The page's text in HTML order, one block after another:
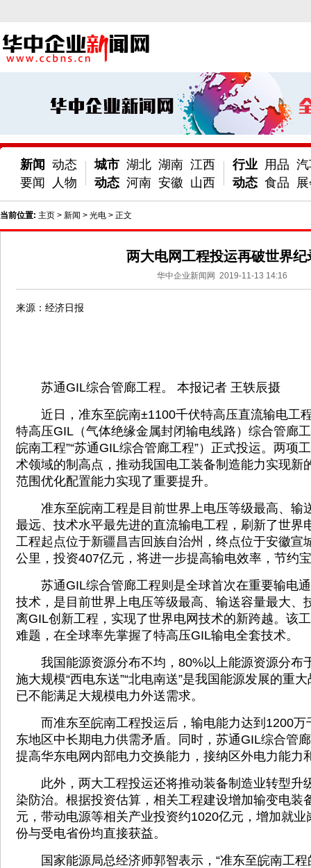
新闻
要闻
动态
人物
城市
动态
湖北 湖南 江西
河南 安徽 山西
行业
动态
用品
食品
当前位置: 主页 > 新闻 > 光电 > 正文
两大电网工程投运再破世界纪
华中企业新闻网 2019-11-13 14:16
来源：经济日报
苏通GIL综合管廊工程。 本报记者 王轶辰摄
近日，准东至皖南±1100千伏特高压直流输电工
特高压GIL（气体绝缘金属封闭输电线路）综合管廊
皖南工程”“苏通GIL综合管廊工程”）正式投运。两项
术领域的制高点，推动我国电工装备制造能力实现新
范围优化配置能力实现了重要提升。
准东至皖南工程是目前世界上电压等级最高、输
最远、技术水平最先进的直流输电工程，刷新了世界
工程起点位于新疆昌吉回族自治州，终点位于安徽宣
公里，投资407亿元，将进一步提高输电效率，节约
苏通GIL综合管廊工程则是全球首次在重要输电通
技术，是目前世界上电压等级最高、输送容量最大、
离GIL创新工程，实现了世界电网技术的新跨越。该
难题，在全球率先掌握了特高压GIL输电全套技术。
我国能源资源分布不均，80%以上能源资源分布
施大规模“西电东送”“北电南送”是我国能源发展的重
已不能满足大规模电力外送需求。
而准东至皖南工程投运后，输电能力达到1200万
东地区中长期电力供需矛盾。同时，苏通GIL综合管
提高华东电网内部电力交换能力，接纳区外电力能力
此外，两大工程投运还将推动装备制造业转型升
染防治。根据投资估算，相关工程建设增加输变电装
元，带动电源等相关产业投资约1020亿元，增加就
份与受电省份均直接获益。
国家能源局总经济师郭智表示，“准东至皖南工程